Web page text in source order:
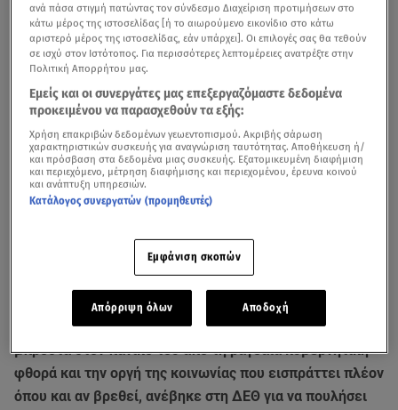
Επίθεση τον πρωθυπουργόΚυριάκο Μητσοτάκη
εξαγγελίες του στη ΔΕΘεξαπέλυσε ο
υποστηρίζει, «χωρίς να αναγνωρίσει ούτε μισό λάθος
και με πλήρη άγνοια πραγματικότητας, ο κ. Μητσοτάκης
μπροστά στον πανικό του από τη ραγδαία κυβερνητική
φθορά και την οργή της κοινωνίας που εισπράττει πλέον
όπου και αν βρεθεί, ανέβηκε στη ΔΕΘ για να πουλήσει
ανά πάσα στιγμή πατώντας τον σύνδεσμο Διαχείριση προτιμήσεων στο
κάτω μέρος της ιστοσελίδας [ή το αιωρούμενο εικονίδιο στο κάτω
αριστερό μέρος της ιστοσελίδας, εάν υπάρχει]. Οι επιλογές σας θα τεθούν
σε ισχύ στον Ιστότοπος. Για περισσότερες λεπτομέρειες ανατρέξτε στην
Πολιτική Απορρήτου μας.
Εμείς και οι συνεργάτες μας επεξεργαζόμαστε δεδομένα
προκειμένου να παρασχεθούν τα εξής:
Χρήση επακριβών δεδομένων γεωεντοπισμού. Ακριβής σάρωση
χαρακτηριστικών συσκευής για αναγνώριση ταυτότητας. Αποθήκευση ή/
και πρόσβαση στα δεδομένα μιας συσκευής. Εξατομικευμένη διαφήμιση
και περιεχόμενο, μέτρηση διαφήμισης και περιεχομένου, έρευνα κοινού
και ανάπτυξη υπηρεσιών.
Κατάλογος συνεργατών (προμηθευτές)
Εμφάνιση σκοπών
Απόρριψη όλων Αποδοχή